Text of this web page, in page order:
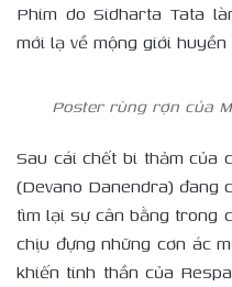
Phim do Sidharta Tata
mới lạ về mộng giới
Poster rùng rợn của
Sau cái chết bi thảm của
(Devano Danendra) đang
tìm lại sự cân bằng trong
chịu đựng những cơn ác
khiến tinh thần của